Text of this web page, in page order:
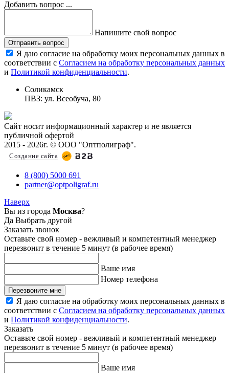
Добавить вопрос ...
Напишите свой вопрос
Отправить вопрос
Я даю согласие на обработку моих персональных данных в
соответствии с Согласием на обработку персональных данных
и Политикой конфиденциальности.
Соликамск
ПВЗ: ул. Всеобуча, 80
Сайт носит информационный характер и не является
публичной офертой
2015 - 2026г. © ООО "Оптполиграф".
Создание сайта
8 (800) 5000 691
partner@optpoligraf.ru
Наверх
Вы из города Москва?
Да Выбрать другой
Заказать звонок
Оставьте свой номер - вежливый и компетентный менеджер
перезвонит в течение 5 минут (в рабочее время)
Ваше имя
Номер телефона
Перезвоните мне
Я даю согласие на обработку моих персональных данных в
соответствии с Согласием на обработку персональных данных
и Политикой конфиденциальности.
Заказать
Оставьте свой номер - вежливый и компетентный менеджер
перезвонит в течение 5 минут (в рабочее время)
Ваше имя